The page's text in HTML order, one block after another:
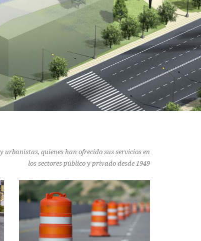
urbanistas, quienes han ofrecido sus servicios en
los sectores público y privado desde 1949